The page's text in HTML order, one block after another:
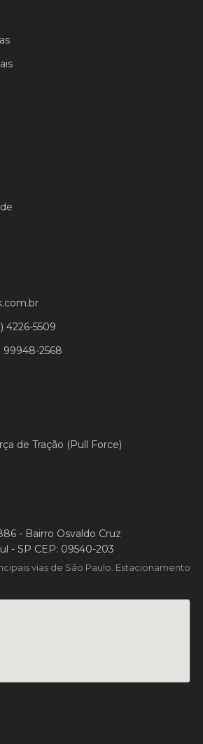
4226-5509
99948-2568
de Tração (Pull Force)
- Bairro Osvaldo Cruz
- SP CEP: 09540-203
vias de São Paulo. Estacionamento